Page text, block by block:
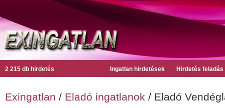
2 215 db hirdetés Ingatlan hirdetések Hirdetés feladás
Exingatlan / Eladó ingatlanok / Eladó